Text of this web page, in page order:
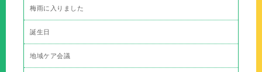
梅雨に入りました
誕生日
地域ケア会議